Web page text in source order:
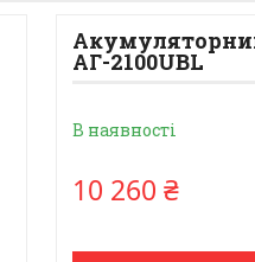
АГ-2100UBL
В наявності
10 260 ₴